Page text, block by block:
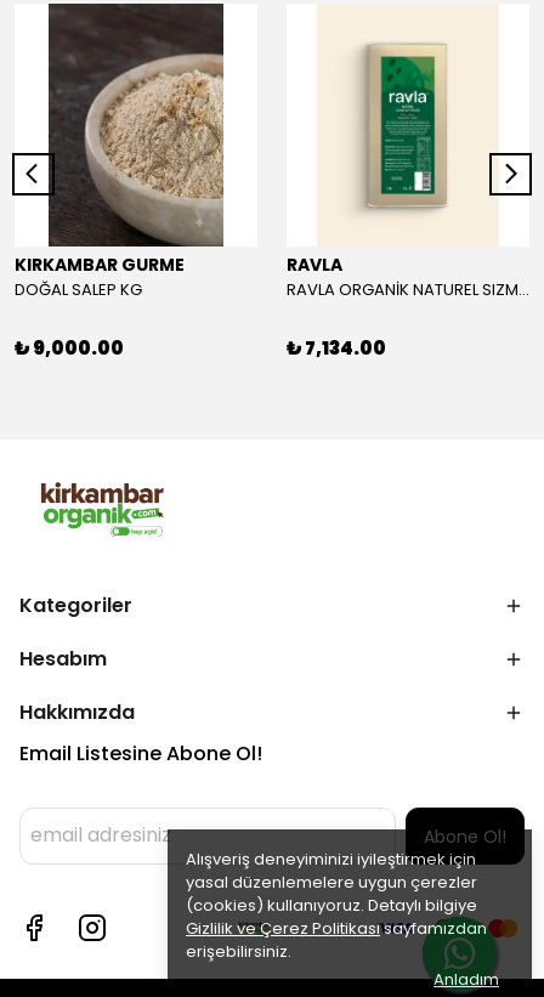
Alışveriş deneyiminizi iyileştirmek için
yasal düzenlemelere uygun çerezler
(cookies) kullanıyoruz. Detaylı bilgiye
Gizlilik ve Çerez Politikasısayfamızdan
erişebilirsiniz.
Anladım
KIRKAMBAR GURME
DOĞAL SALEP KG
₺ 9,000.00
RAVLA
RAVLA ORGANİK NATUREL SIZMA ZEYTİNYAĞI 5L
₺ 7,134.00
Kategoriler
Hesabım
Hakkımızda
Email Listesine Abone Ol!
Abone Ol!